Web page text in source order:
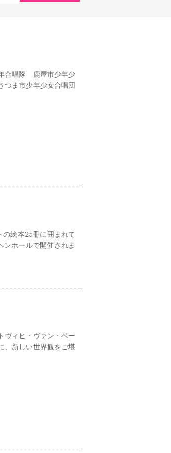
合唱隊 鹿屋市少年少
ま市少年少女合唱団
絵本25冊に囲まれて
ンホールで開催されま
ヴィヒ・ヴァン・ベー
、新しい世界観をご堪